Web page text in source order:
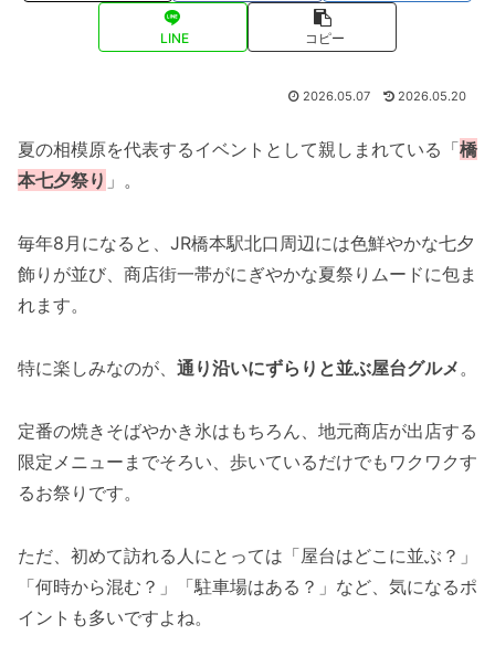
LINE コピー
2026.05.07 2026.05.20
夏の相模原を代表するイベントとして親しまれている「橋
本七夕祭り 」。
毎年8月になると、JR橋本駅北口周辺には色鮮やかな七夕
飾りが並び、商店街一帯がにぎやかな夏祭りムードに包ま
れます。
特に楽しみなのが、 通り沿いにずらりと並ぶ屋台グルメ。
定番の焼きそばやかき氷はもちろん、地元商店が出店する
限定メニューまでそろい、歩いているだけでもワクワクす
るお祭りです。
ただ、初めて訪れる人にとっては「屋台はどこに並ぶ？」
「何時から混む？」「駐車場はある？」など、気になるポ
イントも多いですよね。